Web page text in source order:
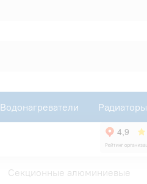
Водонагреватели Радиаторы
Секционные алюминиевые